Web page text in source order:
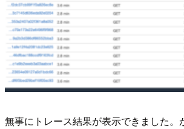
無事にトレース結果が表示できました。